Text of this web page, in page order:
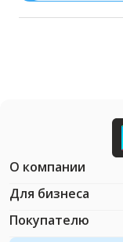
О компании
Для бизнеса
Покупателю